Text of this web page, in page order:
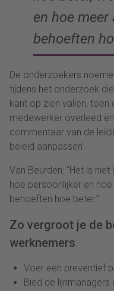
en hoe
behoeften
De onderzoekers
tijdens het onderzoek
kant op zien vallen, toen
medewerker overleed
commentaar van de
beleid aanpassen’.
Van Beurden: “Het is
hoe persoonlijker en
behoeften hoe beter.”
Zo vergroot je de
werknemers
Voer een preventief
Bied de